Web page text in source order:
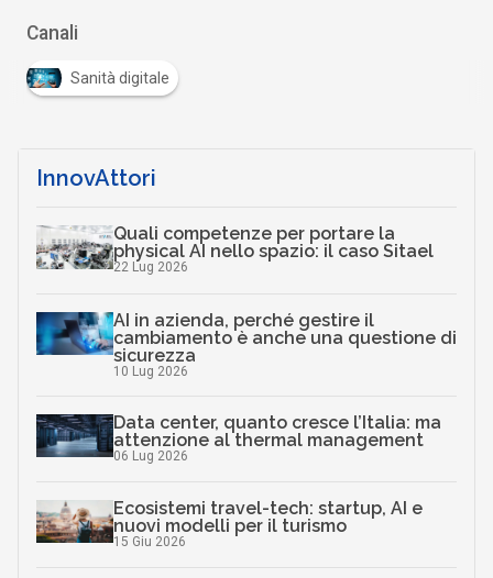
Canali
Sanità digitale
InnovAttori
Quali competenze per portare la
physical AI nello spazio: il caso Sitael
22 Lug 2026
AI in azienda, perché gestire il
cambiamento è anche una questione di
sicurezza
10 Lug 2026
Data center, quanto cresce l’Italia: ma
attenzione al thermal management
06 Lug 2026
Ecosistemi travel-tech: startup, AI e
nuovi modelli per il turismo
15 Giu 2026